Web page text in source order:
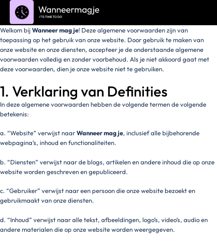
Welkom bijWanneer mag je! Deze algemene voorwaarden zijn van
toepassing op het gebruik van onze website. Door gebruik te maken van
onze website en onze diensten, accepteer je de onderstaande algemene
voorwaarden volledig en zonder voorbehoud. Als je niet akkoord gaat met
deze voorwaarden, dien je onze website niet te gebruiken.
1. Verklaring van Definities
In deze algemene voorwaarden hebben de volgende termen de volgende
betekenis:
a. “Website” verwijst naarWanneer mag je, inclusief alle bijbehorende
webpagina’s, inhoud en functionaliteiten.
b. “Diensten” verwijst naar de blogs, artikelen en andere inhoud die op onze
website worden geschreven en gepubliceerd.
c. “Gebruiker” verwijst naar een persoon die onze website bezoekt en
gebruikmaakt van onze diensten.
d. “Inhoud” verwijst naar alle tekst, afbeeldingen, logo’s, video’s, audio en
andere materialen die op onze website worden weergegeven.